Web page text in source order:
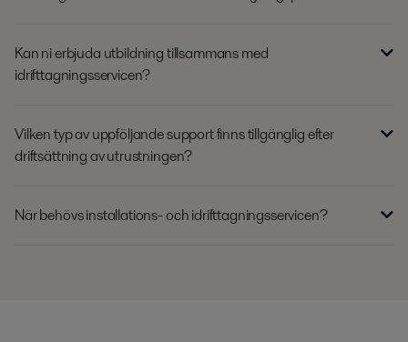
Kan ni erbjuda utbildning tillsammans med
idrifttagningsservicen?
Vilken typ av uppföljande support finns tillgänglig efter
driftsättning av utrustningen?
När behövs installations- och idrifttagningsservicen?